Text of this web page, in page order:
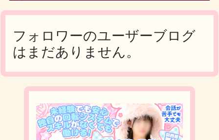
フォロワーのユーザーブログ
はまだありません。